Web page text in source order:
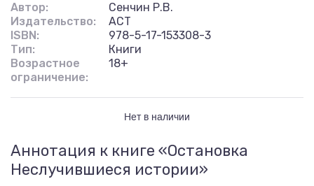
Автор:
Сенчин Р.В.
Издательство:
АСТ
ISBN:
978-5-17-153308-3
Тип:
Книги
Возрастное
ограничение:
18+
Нет в наличии
Аннотация к книге «Остановка
Неслучившиеся истории»